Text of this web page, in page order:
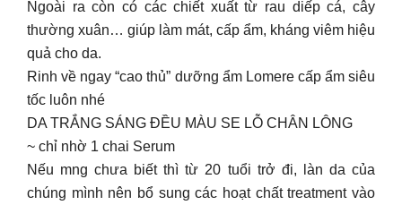
Ngoài ra còn có các chiết xuất từ rau diếp cá, cây
thường xuân… giúp làm mát, cấp ẩm, kháng viêm hiệu
quả cho da.
Rinh về ngay “cao thủ” dưỡng ẩm Lomere cấp ẩm siêu
tốc luôn nhé
DA TRẮNG SÁNG ĐỀU MÀU SE LỖ CHÂN LÔNG
~ chỉ nhờ 1 chai Serum
Nếu mng chưa biết thì từ 20 tuổi trở đi, làn da của
chúng mình nên bổ sung các hoạt chất treatment vào